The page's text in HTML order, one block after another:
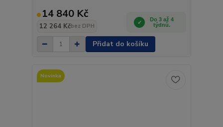
14 840 Kč
12 264 Kčbez DPH
Do 3 až 4
týdnů.
Přidat do košíku
Novinka